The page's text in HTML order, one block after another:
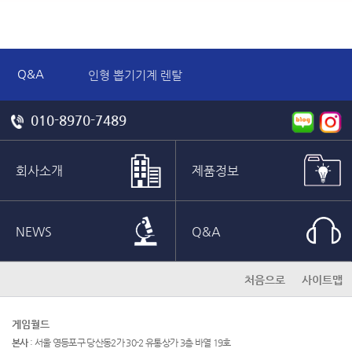
Q&A
인형 뽑기기계 렌탈
노래하는 두더지 견적 문의 드립니다.
해머머신 렌탈 문의 드립니다
010-8970-7489
회사소개 제품정보
NEWS Q&A
처음으로 사이트맵
게임월드
본사: 서울 영등포구 당산동2가 30-2 유통상가 3층 바열 19호